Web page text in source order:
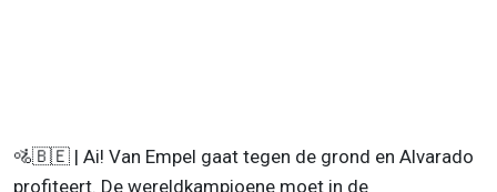
🚵🇧🇪 | Ai! Van Empel gaat tegen de grond en Alvarado
profiteert. De wereldkampioene moet in de